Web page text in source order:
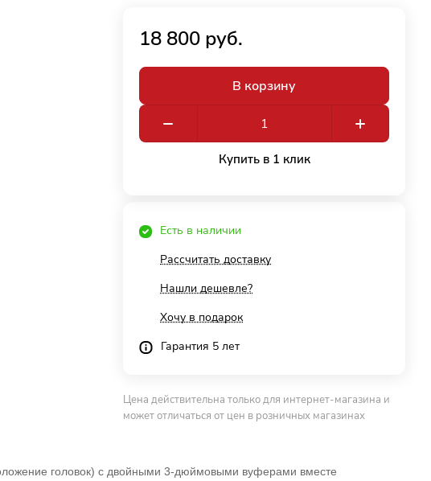
18 800 руб.
В корзину
Купить в 1 клик
Есть в наличии
Рассчитать доставку
Нашли дешевле?
Хочу в подарок
Гарантия 5 лет
Цена действительна только для интернет-магазина и
может отличаться от цен в розничных магазинах
головок) с двойными 3-дюймовыми вуферами вместе